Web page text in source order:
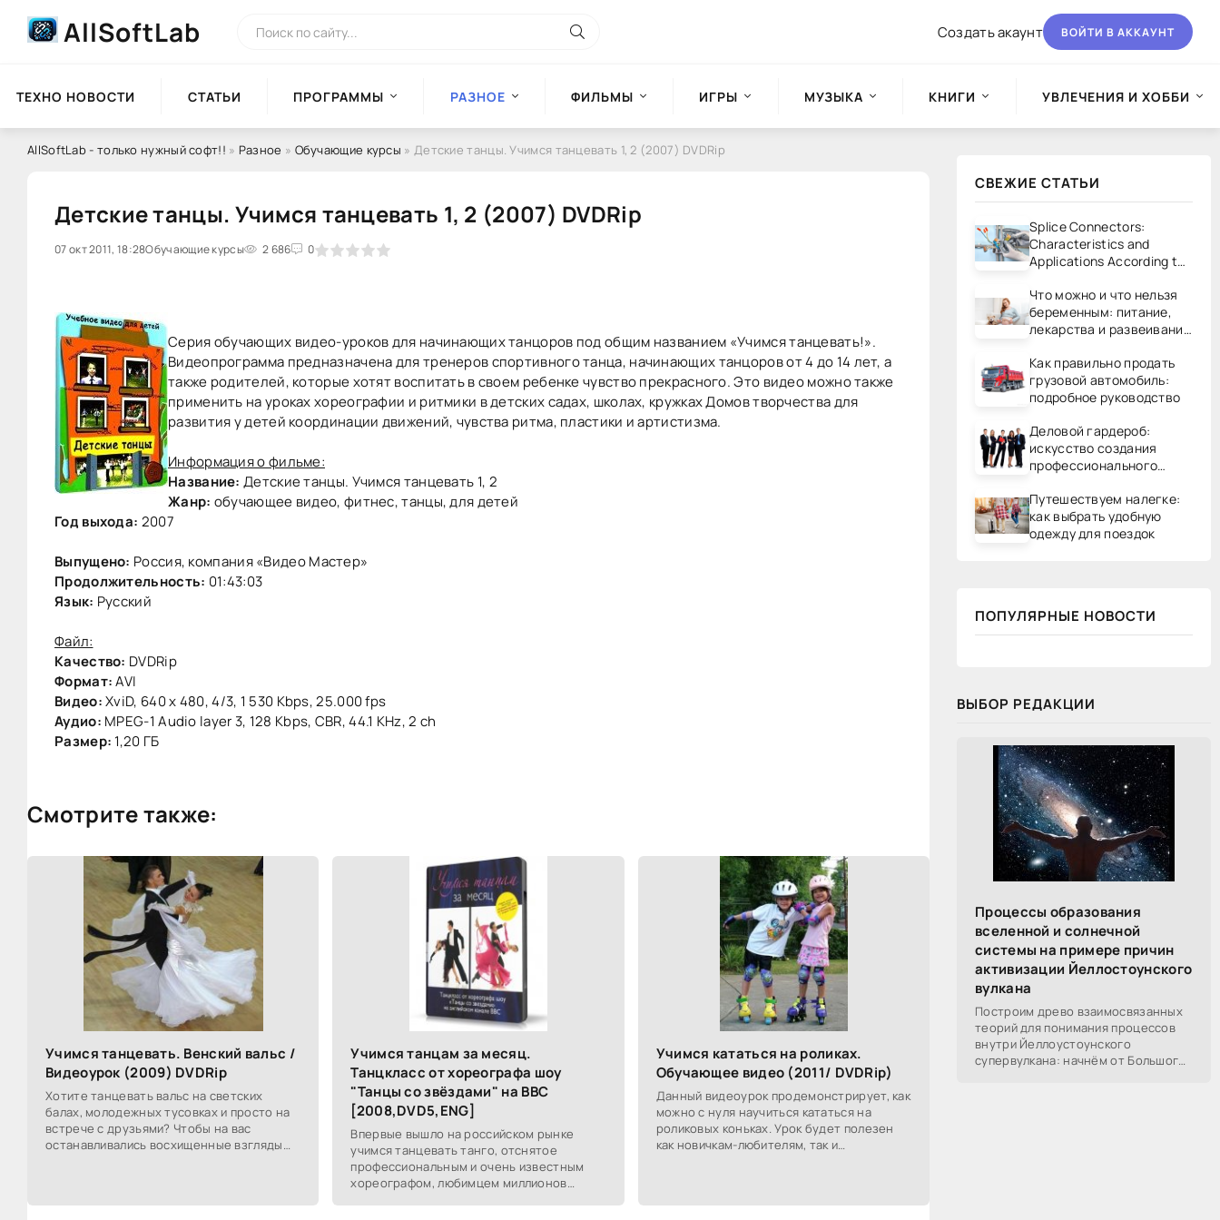
AllSoftLab Создать акаунт ВОЙТИ В АККАУНТ
ТЕХНО НОВОСТИ СТАТЬИ ПРОГРАММЫ РАЗНОЕ ФИЛЬМЫ ИГРЫ МУЗЫКА КНИГИ УВЛЕЧЕНИЯ И ХОББИ
AllSoftLab - только нужный софт!! » Разное » Обучающие курсы » Детские танцы. Учимся танцевать 1, 2 (2007) DVDRip
Детские танцы. Учимся танцевать 1, 2 (2007) DVDRip
07 окт 2011, 18:28Обучающие курсы 2 686 0
0 1 2 3 4 5
Серия обучающих видео-уроков для начинающих танцоров под общим названием «Учимся танцевать!».
Видеопрограмма предназначена для тренеров спортивного танца, начинающих танцоров от 4 до 14 лет, а
также родителей, которые хотят воспитать в своем ребенке чувство прекрасного. Это видео можно также
применить на уроках хореографии и ритмики в детских садах, школах, кружках Домов творчества для
развития у детей координации движений, чувства ритма, пластики и артистизма.
Информация о фильме:
Название: Детские танцы. Учимся танцевать 1, 2
Жанр: обучающее видео, фитнес, танцы, для детей
Год выхода: 2007
Выпущено: Россия, компания «Видео Мастер»
Продолжительность: 01:43:03
Язык: Русский
Файл:
Качество: DVDRip
Формат:AVI
Видео:XviD, 640 x 480, 4/3, 1 530 Kbps, 25.000 fps
Аудио: MPEG-1 Audio layer 3, 128 Kbps, CBR, 44.1 KHz, 2 ch
Размер: 1,20 ГБ
Смотрите также:
Учимся танцевать. Венский вальс /
Видеоурок (2009) DVDRip
Хотите танцевать вальс на светских
балах, молодежных тусовках и просто на
встрече с друзьями? Чтобы на вас
останавливались восхищенные взгляды
Учимся танцам за месяц.
Танцкласс от хореографа шоу
"Танцы со звёздами" на BBC
[2008,DVD5,ENG]
Впервые вышло на российском рынке
учимся танцевать танго, отснятое
профессиональным и очень известным
хореографом, любимцем миллионов
Учимся кататься на роликах.
Обучающее видео (2011/ DVDRip)
Данный видеоурок продемонстрирует, как
можно с нуля научиться кататься на
роликовых коньках. Урок будет полезен
как новичкам-любителям, так и
СВЕЖИЕ СТАТЬИ
Splice Connectors:
Characteristics and
Applications According to
Что можно и что нельзя
беременным: питание,
лекарства и развеивание
Как правильно продать
грузовой автомобиль:
подробное руководство
Деловой гардероб:
искусство создания
профессионального
Путешествуем налегке:
как выбрать удобную
одежду для поездок
ПОПУЛЯРНЫЕ НОВОСТИ
ВЫБОР РЕДАКЦИИ
Процессы образования
вселенной и солнечной
системы на примере причин
активизации Йеллостоунского
вулкана
Построим древо взаимосвязанных
теорий для понимания процессов
внутри Йеллоустоунского
супервулкана: начнём от Большого